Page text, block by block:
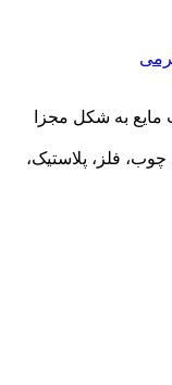
به شکل مجزا
چوب، فلز، پلاستیک،